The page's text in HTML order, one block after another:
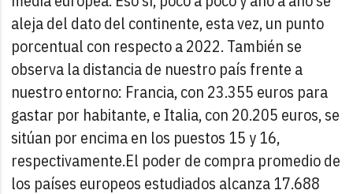
aleja del dato del continente, esta vez, un punto
porcentual con respecto a 2022. También se
observa la distancia de nuestro país frente a
nuestro entorno: Francia, con 23.355 euros para
gastar por habitante, e Italia, con 20.205 euros, se
sitúan por encima en los puestos 15 y 16,
respectivamente.El poder de compra promedio de
los países europeos estudiados alcanza 17.688